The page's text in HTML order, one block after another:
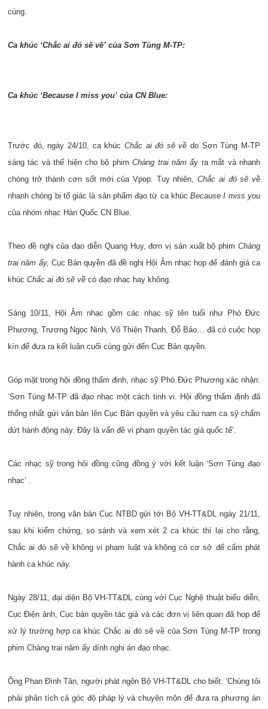
cùng.
Ca khúc ‘Chắc ai đó sẽ về’ của Sơn Tùng M-TP:
Ca khúc ‘Because I miss you’ của CN Blue:
Trước đó, ngày 24/10, ca khúc Chắc ai đó sẽ vềdo Sơn Tùng M-TP
sáng tác và thể hiện cho bộ phimChàng trai năm ấy ra mắt và nhanh
chóng trở thành cơn sốt mới của Vpop. Tuy nhiên,Chắc ai đó sẽ về
nhanh chóng bị tố giác là sản phẩm đạo từ ca khúcBecause I miss you
của nhóm nhạc Hàn Quốc CN Blue.
Theo đề nghị của đạo diễn Quang Huy, đơn vị sản xuất bộ phim Chàng
trai năm ấy, Cục Bản quyền đã đề nghị Hội Âm nhạc họp để đánh giá ca
khúc Chắc ai đó sẽ về có đạo nhạc hay không.
Sáng 10/11, Hội Âm nhạc gồm các nhạc sỹ tên tuổi như Phó Đức
Phương, Trương Ngọc Ninh, Võ Thiện Thanh, Đỗ Bảo… đã có cuộc họp
kín để đưa ra kết luận cuối cùng gửi đến Cục Bản quyền.
Góp mặt trong hội đồng thẩm định, nhạc sỹ Phó Đức Phương xác nhận:
‘Sơn Tùng M-TP đã đạo nhạc một cách tinh vi. Hội đồng thẩm định đã
thống nhất gửi văn bản lên Cục Bản quyền và yêu cầu nam ca sỹ chấm
dứt hành động này. Đây là vấn đề vi phạm quyền tác giả quốc tế’.
Các nhạc sỹ trong hội đồng cũng đồng ý với kết luận ‘Sơn Tùng đạo
nhạc’ .
Tuy nhiên, trong văn bản Cục NTBD gửi tới Bộ VH-TT&DL ngày 21/11,
sau khi kiểm chứng, so sánh và xem xét 2 ca khúc thì lại cho rằng,
Chắc ai đó sẽ về không vi phạm luật và không có cơ sở để cấm phát
hành ca khúc này.
Ngày 28/11, đại diện Bộ VH-TT&DL cùng với Cục Nghệ thuật biểu diễn,
Cục Điện ảnh, Cục bản quyền tác giả và các đơn vị liên quan đã họp để
xử lý trường hợp ca khúc Chắc ai đó sẽ về của Sơn Tùng M-TP trong
phim Chàng trai năm ấy dính nghi án đạo nhạc.
Ông Phan Đình Tân, người phát ngôn Bộ VH-TT&DL cho biết: ‘Chúng tôi
phải phân tích cả góc độ pháp lý và chuyên môn để đưa ra phương án